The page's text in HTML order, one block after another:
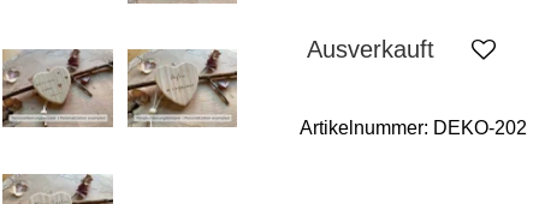
Ausverkauft
Artikelnummer: DEKO-202